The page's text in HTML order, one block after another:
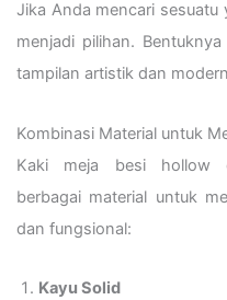
Jika Anda mencari
menjadi pilihan.
tampilan artistik dan
Kombinasi Material untuk
Kaki meja besi hollow
berbagai material untuk
dan fungsional:
Kayu Solid